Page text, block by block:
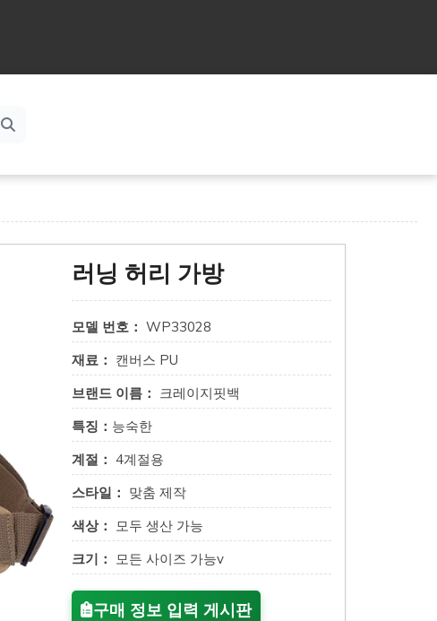
러닝 허리 가방
모델 번호： WP33028
재료： 캔버스 PU
브랜드 이름： 크레이지핏백
특징： 능숙한
계절： 4계절용
스타일： 맞춤 제작
색상： 모두 생산 가능
크기： 모든 사이즈 가능v
구매 정보 입력 게시판